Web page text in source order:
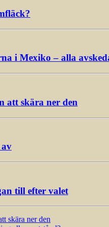
i Mexiko – alla
att skära ner den
till efter valet
skära ner den